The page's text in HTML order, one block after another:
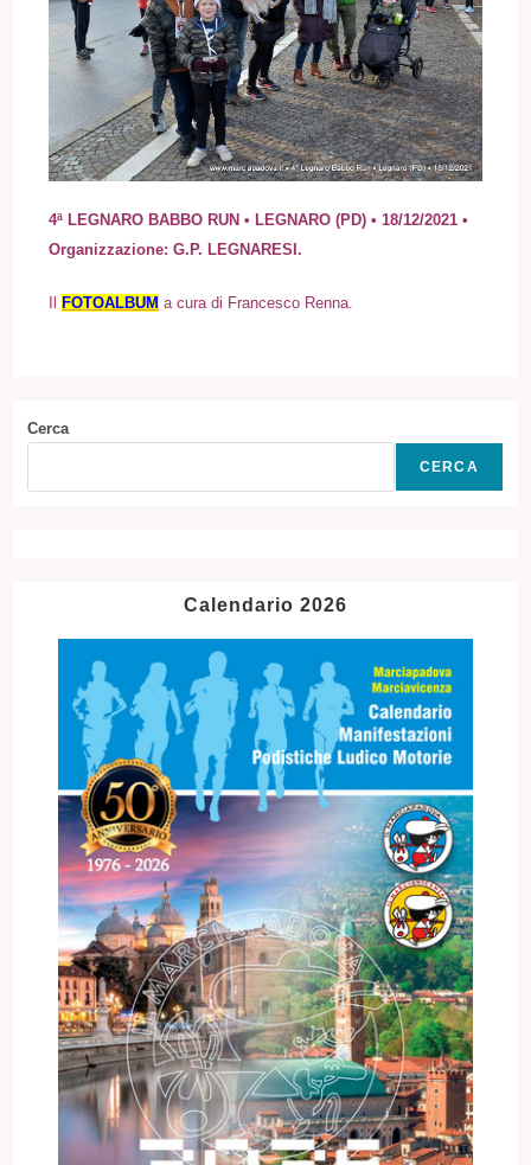
4ª LEGNARO BABBO RUN • LEGNARO (PD) • 18/12/2021 •
Organizzazione: G.P. LEGNARESI.
FOTOALBUM a cura di Francesco Renna.
Cerca
CERCA
Calendario 2026